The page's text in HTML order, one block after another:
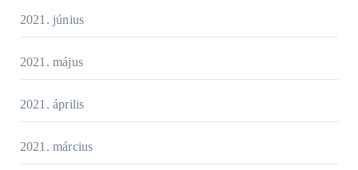
2021. június
2021. május
2021. április
2021. március